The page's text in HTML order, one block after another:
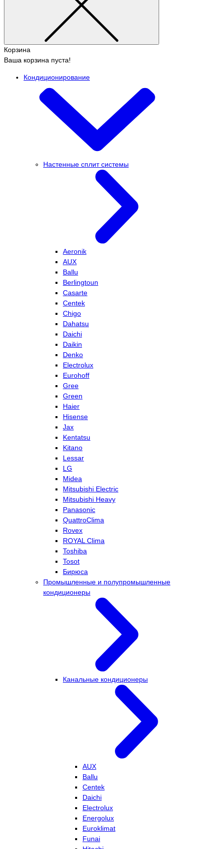
Корзина
Ваша корзина пуста!
Кондиционирование
Настенные сплит системы
Aeronik
AUX
Ballu
Berlingtoun
Casarte
Centek
Chigo
Dahatsu
Daichi
Daikin
Denko
Electrolux
Eurohoff
Gree
Green
Haier
Hisense
Jax
Kentatsu
Kitano
Lessar
LG
Midea
Mitsubishi Electric
Mitsubishi Heavy
Panasonic
QuattroClima
Rovex
ROYAL Clima
Toshiba
Tosot
Бирюса
Промышленные и полупромышленные
кондиционеры
Канальные кондиционеры
AUX
Ballu
Centek
Daichi
Electrolux
Energolux
Euroklimat
Funai